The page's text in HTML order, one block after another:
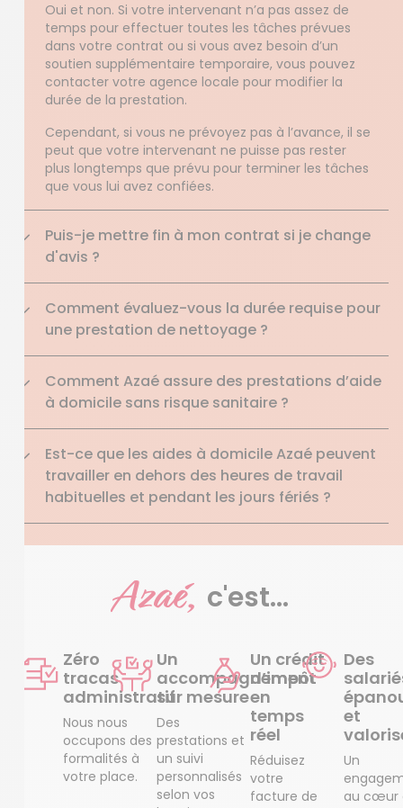
Oui et non. Si votre intervenant n’a pas assez de
temps pour effectuer toutes les tâches prévues
dans votre contrat ou si vous avez besoin d’un
soutien supplémentaire temporaire, vous pouvez
contacter votre agence locale pour modifier la
durée de la prestation.
Cependant, si vous ne prévoyez pas à l’avance, il se
peut que votre intervenant ne puisse pas rester
plus longtemps que prévu pour terminer les tâches
que vous lui avez confiées.
Puis-je mettre fin à mon contrat si je change
d'avis ?
Comment évaluez-vous la durée requise pour
une prestation de nettoyage ?
Comment Azaé assure des prestations d’aide
à domicile sans risque sanitaire ?
Est-ce que les aides à domicile Azaé peuvent
travailler en dehors des heures de travail
habituelles et pendant les jours fériés ?
Azaé, c'est...
Zéro
tracas
administratif
Nous nous
occupons des
formalités à
votre place.
Un
accompagnement
sur mesure
Des
prestations et
un suivi
personnalisés
selon vos
Un crédit
d’impôt
en
temps
réel
Réduisez
votre
facture de
Des
et
Un
au cœur